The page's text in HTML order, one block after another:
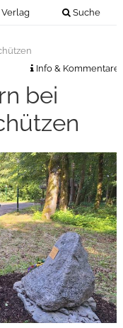
Verlag Suche
Info & Kommentare
bei